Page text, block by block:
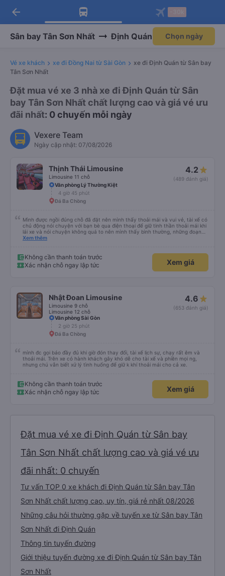
Tải app Vexere ngay!
Nhận ưu đãi thành viên độc
Mở app
Tải app Vexere
-30k/ghế khi đặt vé máy bay qua
Mở app
arrow_back
Sân bay Tân Sơn Nhất Định Quán Chọn ngày
Vé xe khách xe đi Đồng Nai từ Sài Gòn
xe đi Định Quán từ Sân bay
Tân Sơn Nhất
Đặt mua vé xe 3 nhà xe đi Định Quán từ Sân
bay Tân Sơn Nhất chất lượng cao và giá vé ưu
đãi nhất: 0 chuyến mỗi ngày
Vexere Team
Ngày cập nhật: 07/08/2026
Thịnh Thái Limousine
Limousine 11 chỗ
4.2
(489 đánh giá)
Văn phòng Lý Thường Kiệt
4 giờ 45 phút
Đá Ba Chồng
Mình được ngồi đúng chỗ đã đặt nên mình thấy thoải mái và vui vẻ, tài xế có
chủ động nói chuyện với bạn bè qua điện thoại để giữ tinh thần thoải mái khi
lái xe và nói chuyện không quá to nên mình thấy bình thường, những đoạn
cần tập trung như vào đường đèo thì tài xế ngừng lại để tập trung. Tài xế
sạch, thoải mái không mùi nhiều.
Xem thêm
Không cần thanh toán trước
Xác nhận chỗ ngay lập tức
Xem giá
Nhật Đoan Limousine
Limousine 9 chỗ
Limousine 12 chỗ
4.6
(653 đánh giá)
Văn phòng Sài Gòn
2 giờ 25 phút
Đá Ba Chồng
mình đc gọi báo đầy đủ khi giờ đón thay đổi, tài xế lịch sự, chạy rất êm và
thoải mái. Trên xe có hành khách gây khó dễ cho tài xế và phiền mọi ng,
nhưng chú vẫn biết xử lý tình huống để giữ k khí thoải mái cho cả xe.
Không cần thanh toán trước
Xác nhận chỗ ngay lập tức
Xem giá
Đặt mua vé xe đi Định Quán từ Sân bay
Tân Sơn Nhất chất lượng cao và giá vé ưu
đãi nhất: 0 chuyến
Tư vấn TOP 0 xe khách đi Định Quán từ Sân bay Tân
Sơn Nhất chất lượng cao, uy tín, giá rẻ nhất 08/2026
Những câu hỏi thường gặp về tuyến xe từ Sân bay Tân
Sơn Nhất đi Định Quán
Thông tin tuyến đường
Giới thiệu tuyến đường xe đi Định Quán từ Sân bay Tân
Sơn Nhất